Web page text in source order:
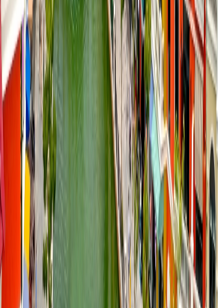
¿Es el set-jetting más caro que los viajes normales?
Sí, un viaje de set-jetting es más caro que los viajes normales porque
tiene alta demanda, lo que automáticamente aumenta los precios de
los billetes, las entradas, el alojamiento, los restaurantes y más.
Atención al cliente 24/7
Cancelación
Experto en hoteles
Confirmación de reserva
+1-240-523-4500
Recent Blogs de viajes
25 Jul, 2026
De Italia a Japón: 10 destinos icónicos que son
merecen la pena explorar
22 Jun, 2026
La Copa Mundial de la FIFA: 10 Trucos Para
Cuidar tu Bolsillo
29 Jun, 2026
10 cosas que hacer en Londres durante
Wimbledon 2026
24 Jun, 2026
Wimbledon 2026: la guía completa para
planificar tu viaje al Grand Slam
23 Jun, 2026
10 Errores Que Encarecen Los Viajes A La
Copa Mundial De La FIFA
Blogs de viajes relacionados